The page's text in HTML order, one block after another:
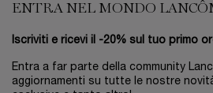
ENTRA NEL MONDO
Iscriviti e ricevi il -20% sul tuo primo
Entra a far parte della community
aggiornamenti su tutte le nostre